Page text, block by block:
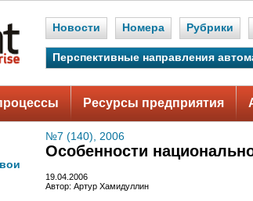
Новости Номера Рубрики
Перспективные направления
Ресурсы предприятия
№7 (140), 2006
Особенности
19.04.2006
Автор: Артур Хамидуллин